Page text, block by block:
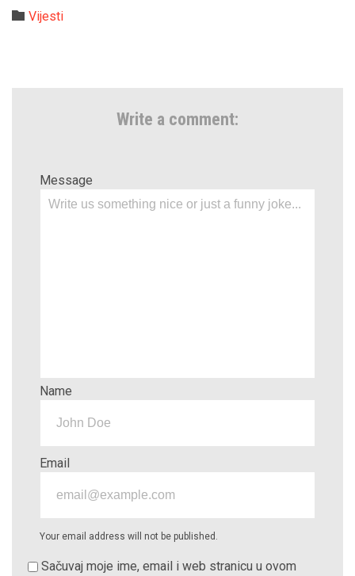
 Category
Vijesti
Write a comment:
Message
Name
Email
Your email address will not be published.
Sačuvaj moje ime, email i web stranicu u ovom